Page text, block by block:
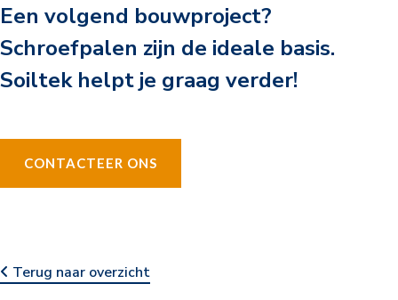
Een volgend bouwproject?
Schroefpalen zijn de ideale basis.
Soiltek helpt je graag verder!
CONTACTEER ONS
Terug naar overzicht